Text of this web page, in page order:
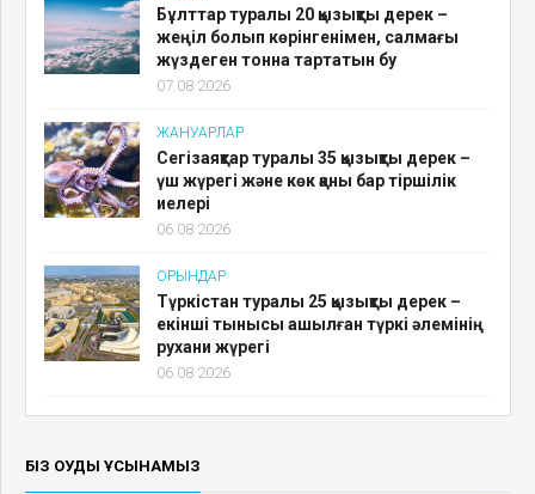
Бұлттар туралы 20 қызықты дерек –
жеңіл болып көрінгенімен, салмағы
жүздеген тонна тартатын бу
07.08.2026
ЖАНУАРЛАР
Сегізаяқтар туралы 35 қызықты дерек –
үш жүрегі және көк қаны бар тіршілік
иелері
06.08.2026
ОРЫНДАР
Түркістан туралы 25 қызықты дерек –
екінші тынысы ашылған түркі әлемінің
рухани жүрегі
06.08.2026
БІЗ ОҚУДЫ ҰСЫНАМЫЗ